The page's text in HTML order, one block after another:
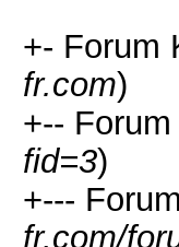
+- Forum
fr.com)
+--
fid=3)
+---
fr.com/